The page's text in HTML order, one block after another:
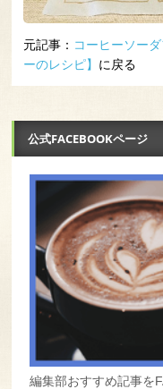
元記事： コーヒーソー
ーのレシピ】 に戻る
公式FACEBOOKページ
編集部おすすめ記事を